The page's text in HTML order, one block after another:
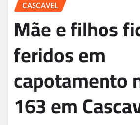
CASCAVEL
Mãe e filhos
feridos em
capotamento
163 em